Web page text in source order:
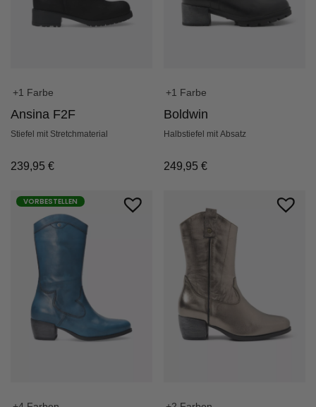
+1 Farbe
Ansina F2F
Stiefel mit Stretchmaterial
239,95 €
+1 Farbe
Boldwin
Halbstiefel mit Absatz
249,95€
VORBESTELLEN